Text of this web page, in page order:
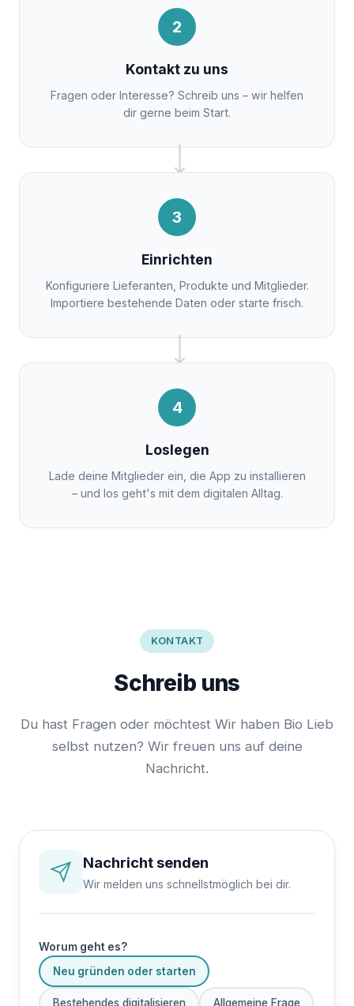
2
Kontakt zu uns
Fragen oder Interesse? Schreib uns – wir helfen
dir gerne beim Start.
3
Einrichten
Konfiguriere Lieferanten, Produkte und Mitglieder.
Importiere bestehende Daten oder starte frisch.
4
Loslegen
Lade deine Mitglieder ein, die App zu installieren
– und los geht's mit dem digitalen Alltag.
KONTAKT
Schreib uns
Du hast Fragen oder möchtest Wir haben Bio Lieb
selbst nutzen? Wir freuen uns auf deine
Nachricht.
Nachricht senden
Wir melden uns schnellstmöglich bei dir.
Worum geht es?
Neu gründen oder starten
Bestehendes digitalisieren Allgemeine Frage